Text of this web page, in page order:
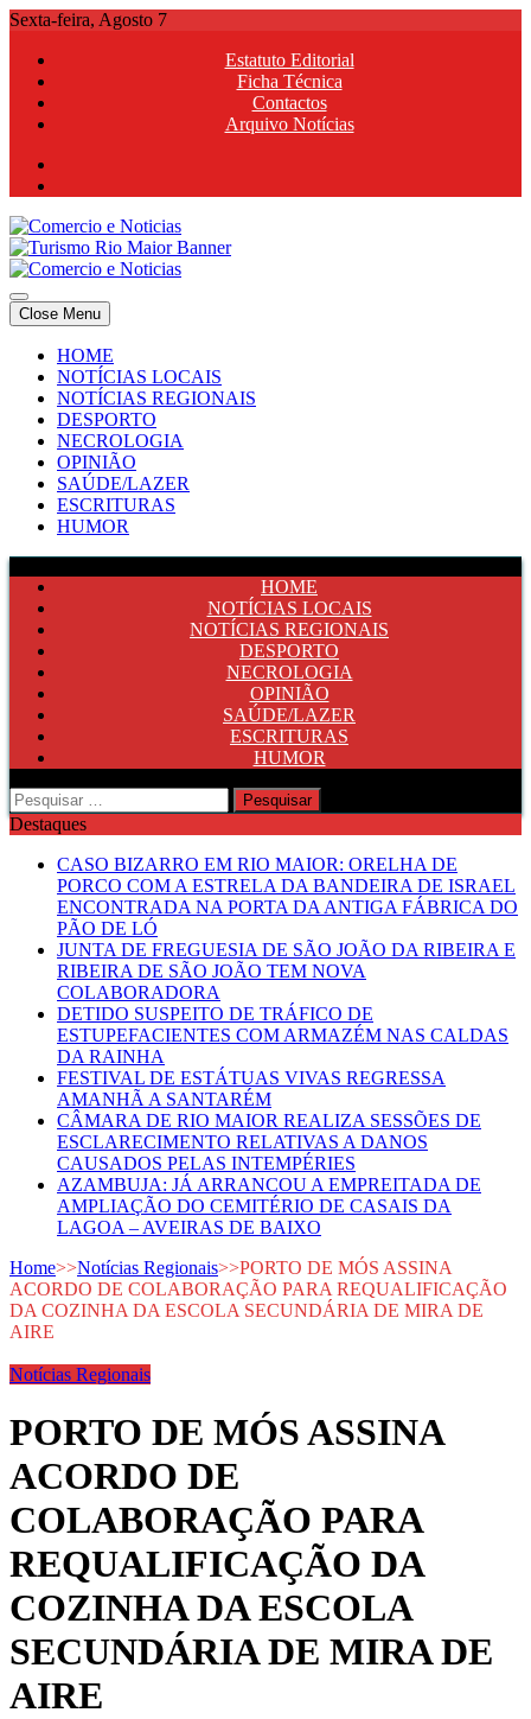
Skip
content
Sexta-feira, Agosto 7
Estatuto Editorial
Ficha Técnica
Contactos
Arquivo Notícias
Comercio e Noticias
Notícias e Publicidade Online
Comercio e Noticias
Notícias e Publicidade Online
Close Menu
HOME
NOTÍCIAS LOCAIS
NOTÍCIAS REGIONAIS
DESPORTO
NECROLOGIA
OPINIÃO
SAÚDE/LAZER
ESCRITURAS
HUMOR
HOME
NOTÍCIAS LOCAIS
NOTÍCIAS REGIONAIS
DESPORTO
NECROLOGIA
OPINIÃO
SAÚDE/LAZER
ESCRITURAS
HUMOR
Pesquisar
por:
Destaques
CASO BIZARRO EM RIO MAIOR: ORELHA DE
PORCO COM A ESTRELA DA BANDEIRA DE ISRAEL
ENCONTRADA NA PORTA DA ANTIGA FÁBRICA DO
PÃO DE LÓ
JUNTA DE FREGUESIA DE SÃO JOÃO DA RIBEIRA E
RIBEIRA DE SÃO JOÃO TEM NOVA
COLABORADORA
DETIDO SUSPEITO DE TRÁFICO DE
ESTUPEFACIENTES COM ARMAZÉM NAS CALDAS
DA RAINHA
FESTIVAL DE ESTÁTUAS VIVAS REGRESSA
AMANHÃ A SANTARÉM
CÂMARA DE RIO MAIOR REALIZA SESSÕES DE
ESCLARECIMENTO RELATIVAS A DANOS
CAUSADOS PELAS INTEMPÉRIES
AZAMBUJA: JÁ ARRANCOU A EMPREITADA DE
AMPLIAÇÃO DO CEMITÉRIO DE CASAIS DA
LAGOA – AVEIRAS DE BAIXO
Home>>Notícias Regionais>>PORTO DE MÓS ASSINA
ACORDO DE COLABORAÇÃO PARA REQUALIFICAÇÃO
DA COZINHA DA ESCOLA SECUNDÁRIA DE MIRA DE
AIRE
Notícias Regionais
PORTO DE MÓS ASSINA
ACORDO DE
COLABORAÇÃO PARA
REQUALIFICAÇÃO DA
COZINHA DA ESCOLA
SECUNDÁRIA DE MIRA DE
AIRE